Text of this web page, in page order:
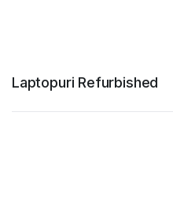
Laptopuri Refurbished